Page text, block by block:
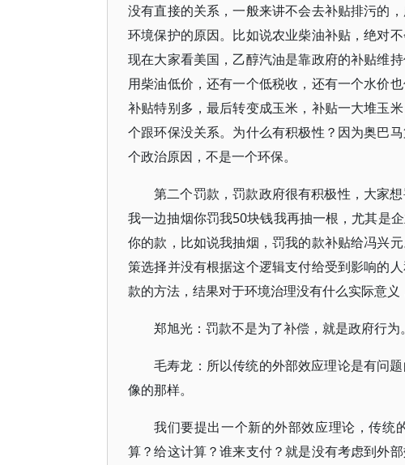
没有直接的关系，一般来讲不会去补贴排污的
环境保护的原因。比如说农业柴油补贴，绝对
现在大家看美国，乙醇汽油是靠政府的补贴维
用柴油低价，还有一个低税收，还有一个水价
补贴特别多，最后转变成玉米，补贴一大堆玉
个跟环保没关系。为什么有积极性？因为奥巴
个政治原因，不是一个环保。
第二个罚款，罚款政府很有积极性，大家
我一边抽烟你罚我50块钱我再抽一根，尤其是
你的款，比如说我抽烟，罚我的款补贴给冯兴
策选择并没有根据这个逻辑支付给受到影响的
款的方法，结果对于环境治理没有什么实际意义
郑旭光：罚款不是为了补偿，就是政府行为。
毛寿龙：所以传统的外部效应理论是有问
像的那样。
我们要提出一个新的外部效应理论，传统
算？给这计算？谁来支付？就是没有考虑到外